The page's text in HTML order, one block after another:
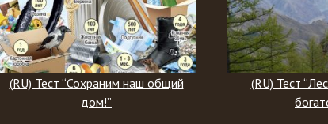
(RU) Тест “Лес – уникальное
богатство!”
(RU)